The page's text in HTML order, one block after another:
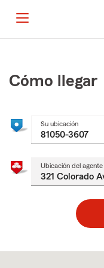
principal
Cómo llegar
Su ubicación
Ubicación del agente